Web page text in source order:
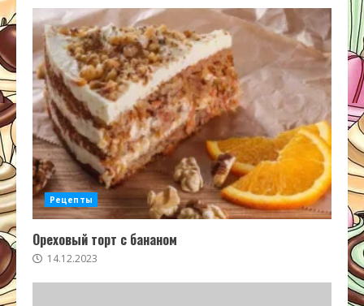
Рецепты
Ореховый торт с бананом
14.12.2023